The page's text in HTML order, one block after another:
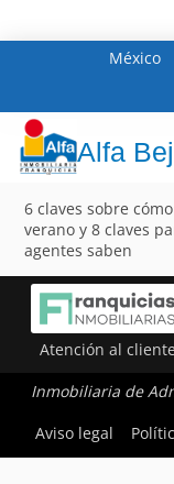
México
Alfa
6 claves sobre
verano y 8 claves
agentes saben
Atención al cliente
Inmobiliaria de
Aviso legal